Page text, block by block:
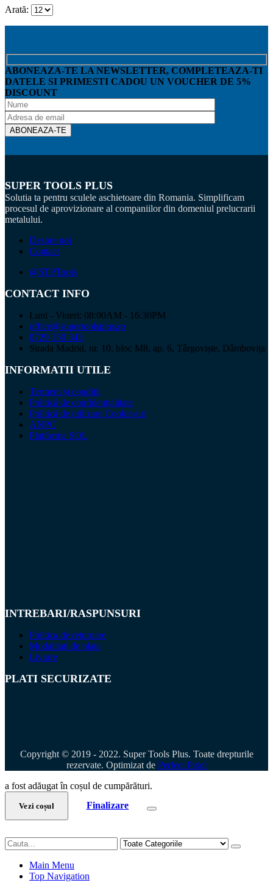
Arată:
ABONEAZA-TE LA NEWSLETTER, COMPLETEAZA-TI
DATELE SI PRIMESTI CADOU UN VOUCHER DE 5%
DISCOUNT
SUPER TOOLS PLUS
Solutia ta pentru sculele aschietoare din Romania. Simplificam
procesul de aprovizionare al companiilor din domeniul prelucrarii
metalului.
Despre noi
Contact
@STPTools
CONTACT INFO
Luni - Vineri: 08:00AM - 16:30PM
office@supertoolsplus.ro
0729 150 343
Strada Madrid, nr. 10, bloc M8, ap. 6, Târgoviște, Dâmbovița
INFORMATII UTILE
Termeni și condiții
Politică de confidențialitate
Politică de utilizare Cookie-uri
ANPC
Platforma SOL
INTREBARI/RASPUNSURI
Politica de returnare
Modalitati de plata
Livrare
PLATI SECURIZATE
Copyright © 2019 - 2022. Super Tools Plus. Toate drepturile
rezervate. Optimizat de Perfect Pixel
a fost adăugat în coșul de cumpărături.
Vezi coșul Finalizare
Main Menu
Top Navigation